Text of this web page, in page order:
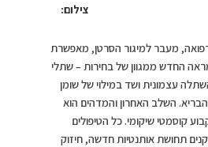
מעבר למיגור הסרטן, מאפשרת
החדש ממגוון של בחירות – שתלי
עצמונית ושד במילוי של שומן
השלב האחרון והמדהים הוא
קוסמטי שיקומי. כל הטיפולים
תחושת אותנטיות חדשה, חיזוק